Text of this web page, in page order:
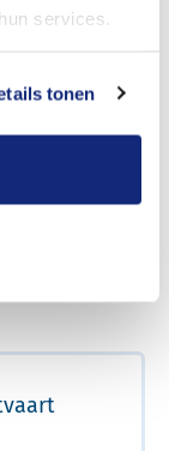
services.
tonen